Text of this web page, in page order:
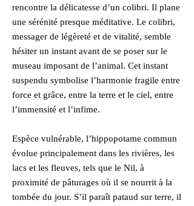
rencontre la délicatesse d’un colibri. Il plane
une sérénité presque méditative. Le colibri,
messager de légèreté et de vitalité, semble
hésiter un instant avant de se poser sur le
museau imposant de l’animal. Cet instant
suspendu symbolise l’harmonie fragile entre
force et grâce, entre la terre et le ciel, entre
l’immensité et l’infime.
Espèce vulnérable, l’hippopotame commun
évolue principalement dans les rivières, les
lacs et les fleuves, tels que le Nil, à
proximité de pâturages où il se nourrit à la
tombée du jour. S’il paraît pataud sur terre, il